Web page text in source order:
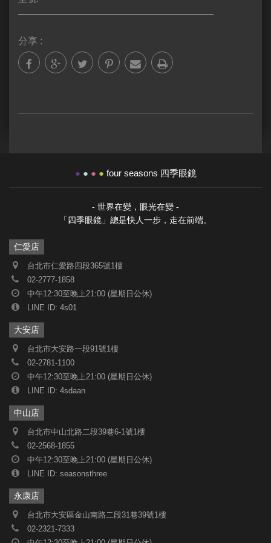
分享 :
● ● ● ● four seasons 四季眼鏡
- 世界在變，眼光在變 -
「四季眼鏡」總是快人一步，走在前端。
仁愛店
台北市仁愛路四段365號1樓
02-2777-1858
中午12:30至晚上21:00 (星期日公休)
LINE ID: 4s01
大安店
台北市大安路一段91號1樓
02-2781-1100
中午12:30至晚上21:00 (星期日公休)
LINE ID: 4sdaan
中山店
台北市中山北路二段39巷6-1號1樓
02-2568-1855
中午12:30至晚上21:00 (星期日公休)
LINE ID: seasonsthree
永康店
台北市大安區金山南路二段31巷39號1樓
02-2321-7333